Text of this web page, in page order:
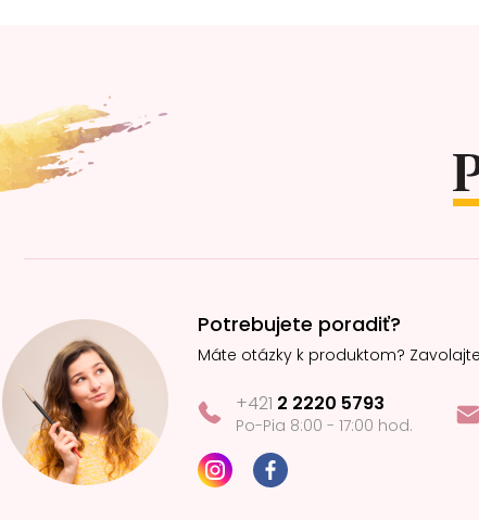
t
i
e
Potrebujete poradiť?
Máte otázky k produktom?
+421 2 2220 5793
Po-Pia 8:00 - 17:00 hod.